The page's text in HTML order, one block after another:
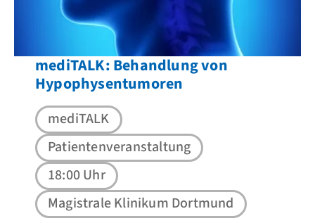
mediTALK: Behandlung von
Hypophysentumoren
mediTALK
Patientenveranstaltung
18:00 Uhr
Magistrale Klinikum Dortmund